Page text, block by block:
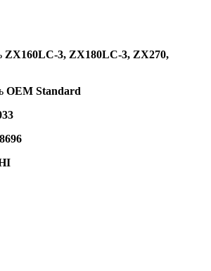
ZX160LC-3, ZX180LC-3, ZX270,
OEM Standard